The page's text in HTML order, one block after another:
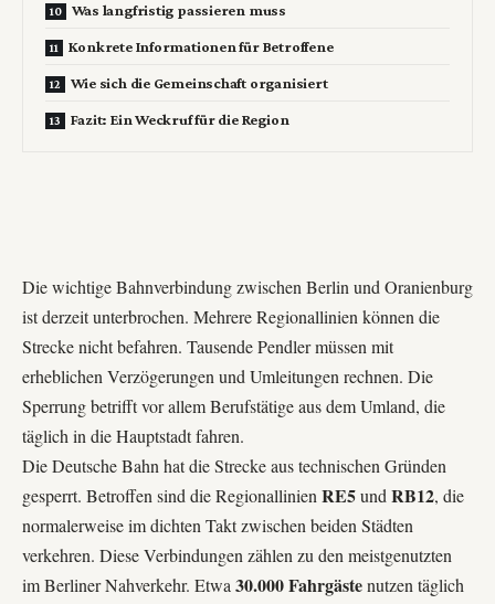
Was langfristig passieren muss
Konkrete Informationen für Betroffene
Wie sich die Gemeinschaft organisiert
Fazit: Ein Weckruf für die Region
Die wichtige Bahnverbindung zwischen Berlin und Oranienburg
ist derzeit unterbrochen. Mehrere Regionallinien können die
Strecke nicht befahren. Tausende Pendler müssen mit
erheblichen Verzögerungen und Umleitungen rechnen. Die
Sperrung betrifft vor allem Berufstätige aus dem Umland, die
täglich in die Hauptstadt fahren.
Die Deutsche Bahn hat die Strecke aus technischen Gründen
gesperrt. Betroffen sind die Regionallinien RE5und RB12, die
normalerweise im dichten Takt zwischen beiden Städten
verkehren. Diese Verbindungen zählen zu den meistgenutzten
im Berliner Nahverkehr. Etwa 30.000 Fahrgästenutzen täglich